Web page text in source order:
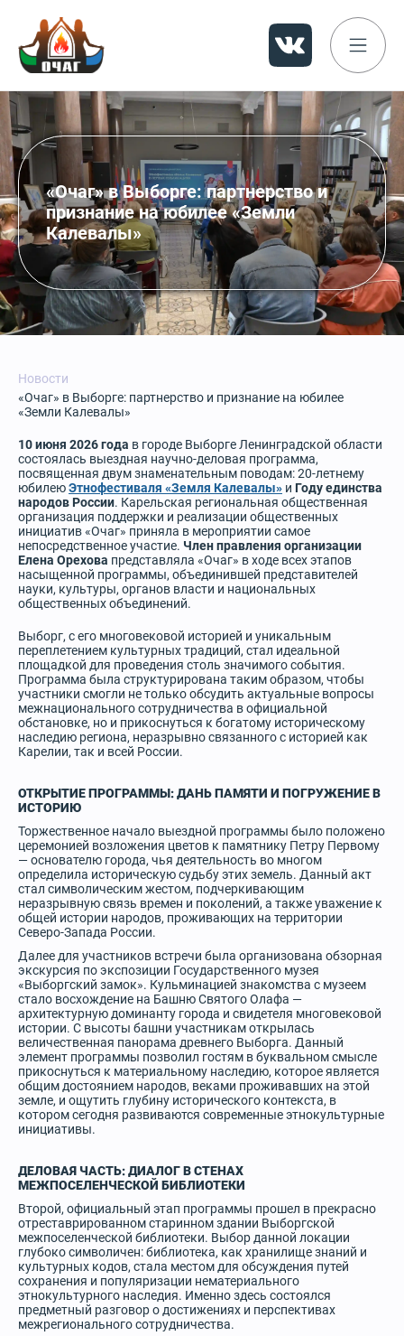
«Очаг» в Выборге: партнерство и
признание на юбилее «Земли
Калевалы»
Новости
«Очаг» в Выборге: партнерство и признание на юбилее
«Земли Калевалы»
10 июня 2026 года в городе Выборге Ленинградской области
состоялась выездная научно-деловая программа,
посвященная двум знаменательным поводам: 20-летнему
юбилеюЭтнофестиваля «Земля Калевалы» и Году единства
народов России. Карельская региональная общественная
организация поддержки и реализации общественных
инициатив «Очаг» приняла в мероприятии самое
непосредственное участие. Член правления организации
Елена Орехова представляла «Очаг» в ходе всех этапов
насыщенной программы, объединившей представителей
науки, культуры, органов власти и национальных
общественных объединений.
Выборг, с его многовековой историей и уникальным
переплетением культурных традиций, стал идеальной
площадкой для проведения столь значимого события.
Программа была структурирована таким образом, чтобы
участники смогли не только обсудить актуальные вопросы
межнационального сотрудничества в официальной
обстановке, но и прикоснуться к богатому историческому
наследию региона, неразрывно связанного с историей как
Карелии, так и всей России.
ОТКРЫТИЕ ПРОГРАММЫ: ДАНЬ ПАМЯТИ И ПОГРУЖЕНИЕ В
ИСТОРИЮ
Торжественное начало выездной программы было положено
церемонией возложения цветов к памятнику Петру Первому
— основателю города, чья деятельность во многом
определила историческую судьбу этих земель. Данный акт
стал символическим жестом, подчеркивающим
неразрывную связь времен и поколений, а также уважение к
общей истории народов, проживающих на территории
Северо-Запада России.
Далее для участников встречи была организована обзорная
экскурсия по экспозиции Государственного музея
«Выборгский замок». Кульминацией знакомства с музеем
стало восхождение на Башню Святого Олафа —
архитектурную доминанту города и свидетеля многовековой
истории. С высоты башни участникам открылась
величественная панорама древнего Выборга. Данный
элемент программы позволил гостям в буквальном смысле
прикоснуться к материальному наследию, которое является
общим достоянием народов, веками проживавших на этой
земле, и ощутить глубину исторического контекста, в
котором сегодня развиваются современные этнокультурные
инициативы.
ДЕЛОВАЯ ЧАСТЬ: ДИАЛОГ В СТЕНАХ
МЕЖПОСЕЛЕНЧЕСКОЙ БИБЛИОТЕКИ
Второй, официальный этап программы прошел в прекрасно
отреставрированном старинном здании Выборгской
межпоселенческой библиотеки. Выбор данной локации
глубоко символичен: библиотека, как хранилище знаний и
культурных кодов, стала местом для обсуждения путей
сохранения и популяризации нематериального
этнокультурного наследия. Именно здесь состоялся
предметный разговор о достижениях и перспективах
межрегионального сотрудничества.